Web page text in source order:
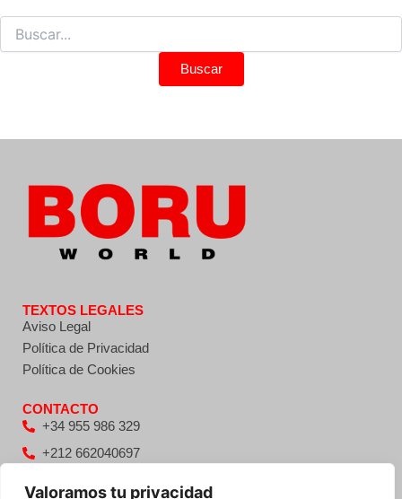
Valoramos tu privacidad
TEXTOS LEGALES
Aviso Legal
Política de Privacidad
Política de Cookies
CONTACTO
+34 955 986 329
+212 662040697